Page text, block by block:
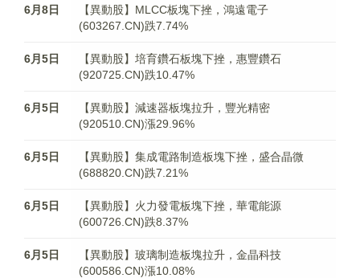
6月8日
【異動股】MLCC板塊下挫，鴻遠電子
(603267.CN)跌7.74%
6月5日
【異動股】培育鑽石板塊下挫，惠豐鑽石
(920725.CN)跌10.47%
6月5日
【異動股】減速器板塊拉升，豐光精密
(920510.CN)漲29.96%
6月5日
【異動股】集成電路制造板塊下挫，盛合晶微
(688820.CN)跌7.21%
6月5日
【異動股】火力發電板塊下挫，華電能源
(600726.CN)跌8.37%
6月5日
【異動股】玻璃制造板塊拉升，金晶科技
(600586.CN)漲10.08%